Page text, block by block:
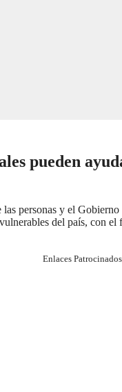
pueden
personas y el
del país, con
Enlaces